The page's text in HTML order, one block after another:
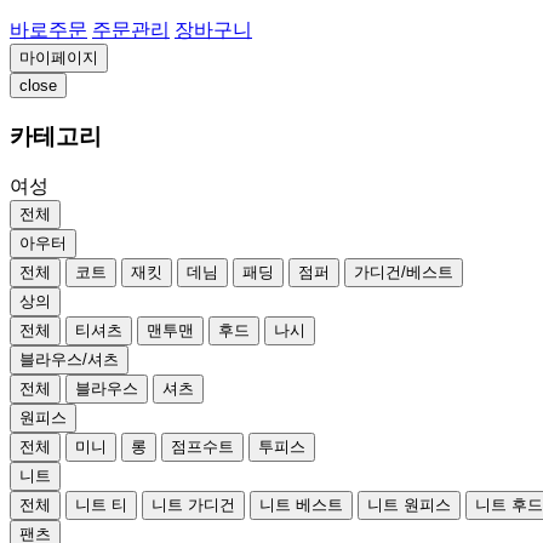
바로주문 주문관리 장바구니
마이페이지
close
카테고리
여성
전체
아우터
전체
코트 재킷 데님 패딩 점퍼
가디건/베스트
상의
전체
티셔츠 맨투맨 후드
나시
블라우스/셔츠
전체
블라우스
셔츠
원피스
전체
미니 롱 점프수트
투피스
니트
전체
니트 티 니트 가디건 니트 베스트 니트 원피스 니트 후
팬츠